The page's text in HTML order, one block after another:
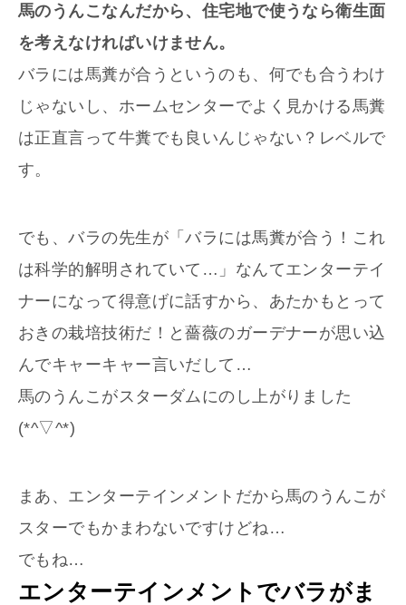
馬のうんこなんだから、住宅地で使うなら衛生面
を考えなければいけません。
バラには馬糞が合うというのも、何でも合うわけ
じゃないし、ホームセンターでよく見かける馬糞
は正直言って牛糞でも良いんじゃない？レベルで
す。
でも、バラの先生が「バラには馬糞が合う！これ
は科学的解明されていて…」なんてエンターテイ
ナーになって得意げに話すから、あたかもとって
おきの栽培技術だ！と薔薇のガーデナーが思い込
んでキャーキャー言いだして…
馬のうんこがスターダムにのし上がりました
(*^▽^*)
まあ、エンターテインメントだから馬のうんこが
スターでもかまわないですけどね…
でもね…
エンターテインメントでバラがま